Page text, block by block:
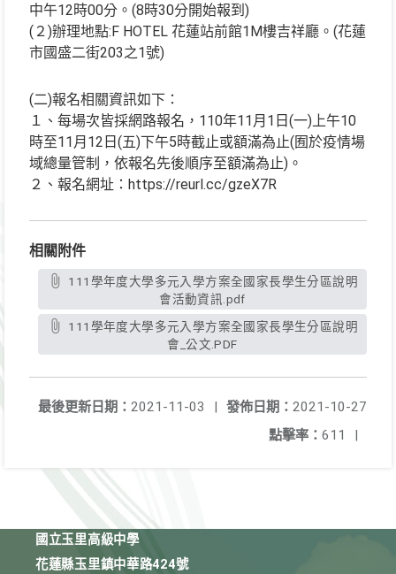
中午12時00分。(8時30分開始報到)
(２)辦理地點:F HOTEL 花蓮站前館1M樓吉祥廳。(花蓮
市國盛二街203之1號)
(二)報名相關資訊如下：
１、每場次皆採網路報名，110年11月1日(一)上午10
時至11月12日(五)下午5時截止或額滿為止(囿於疫情場
域總量管制，依報名先後順序至額滿為止)。
２、報名網址：https://reurl.cc/gzeX7R
相關附件
會活動資訊.pdf
會_公文.PDF
發佈日期： 2021-10-27
最後更新日期： 2021-11-03
|
點擊率： 611 |
國立玉里高級中學
花蓮縣玉里鎮中華路424號